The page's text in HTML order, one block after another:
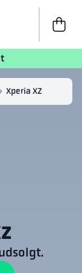
Til
Xperia XZ